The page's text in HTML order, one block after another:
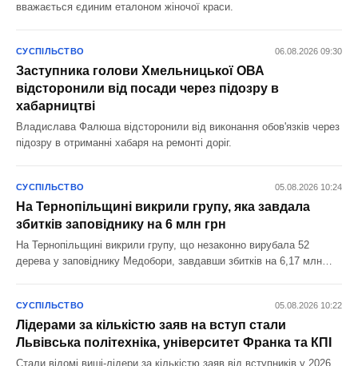
вважається єдиним еталоном жіночої краси.
СУСПІЛЬСТВО 06.08.2026 09:30
Заступника голови Хмельницької ОВА
відсторонили від посади через підозру в
хабарництві
Владислава Фалюша відсторонили від виконання обов'язків через
підозру в отриманні хабаря на ремонті доріг.
СУСПІЛЬСТВО 05.08.2026 10:24
На Тернопільщині викрили групу, яка завдала
збитків заповіднику на 6 млн грн
На Тернопільщині викрили групу, що незаконно вирубала 52
дерева у заповіднику Медобори, завдавши збитків на 6,17 млн
СУСПІЛЬСТВО 05.08.2026 10:22
Лідерами за кількістю заяв на вступ стали
Львівська політехніка, університет Франка та КПІ
Стали відомі виші-лідери за кількістю заяв від вступників у 2026